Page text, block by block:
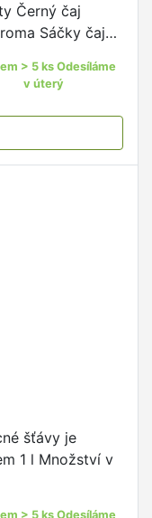
Černý čaj
Sáčky čajů
> 5 ks Odesíláme
v úterý
šťávy je
1 l Množství v
> 5 ks Odesíláme